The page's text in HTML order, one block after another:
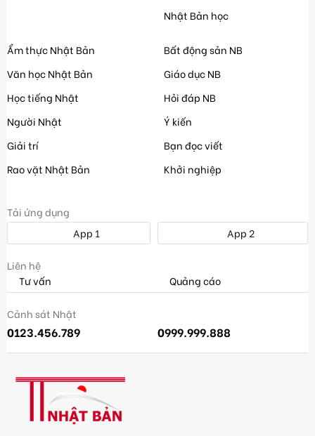
Nhật Bản học
Ẩm thực Nhật Bản
Văn học Nhật Bản
Học tiếng Nhật
Người Nhật
Giải trí
Rao vặt Nhật Bản
Bất động sản NB
Giáo dục NB
Hỏi đáp NB
Ý kiến
Bạn đọc viết
Khởi nghiệp
Tải ứng dụng
App 1
App 2
Liên hệ
Tư vấn
Quảng cáo
Cảnh sát Nhật
0123.456.789 0999.999.888